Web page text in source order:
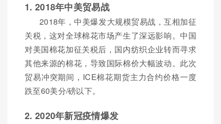
1. 2018年中美贸易战
2018年，中美爆发大规模贸易战，互相加征
关税，这对全球棉花市场产生了深远影响。中国
对美国棉花加征关税后，国内纺织企业转而寻求
其他来源的棉花，导致国际棉价大幅波动。此次
贸易冲突期间，ICE棉花期货主力合约价格一度
跌至60美分/磅以下。
2. 2020年新冠疫情爆发